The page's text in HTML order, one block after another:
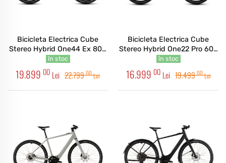
Bicicleta Electrica Cube
Stereo Hybrid One44 Ex 800
Blackline 2026
în stoc
19.899 00 Lei 22.79900Lei
Bicicleta Electrica Cube
Stereo Hybrid One22 Pro 600
Lucidlilac Lime 2026
în stoc
16.999 00 Lei 19.49900Lei